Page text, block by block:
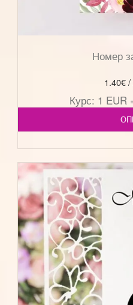
Номер
1.40€/
Курс: 1 EUR